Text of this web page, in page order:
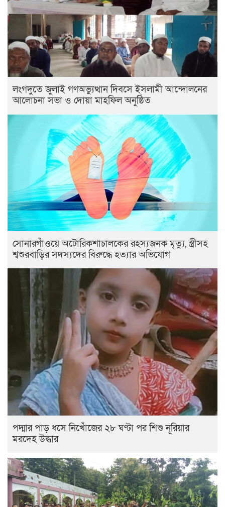
লংগদুতে জুলাই গণঅভ্যুত্থান দিবসে ইসলামী আন্দোলনের
আলোচনা সভা ও দোয়া মাহফিল অনুষ্ঠিত
সোনারগাঁওয়ে অটোরিকশাচালকের রহস্যজনক মৃত্যু, স্ত্রীসহ
শ্বশুরবাড়ির সদস্যদের বিরুদ্ধে হত্যার অভিযোগ
পদ্মার পাড় ধসে নিখোঁজের ২৮ ঘণ্টা পর শিশু নূরিয়ার
মরদেহ উদ্ধার